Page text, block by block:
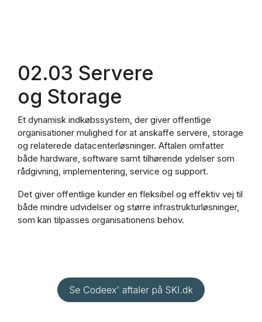
02.03 Servere
og Storage
Et dynamisk indkøbssystem, der giver offentlige
organisationer mulighed for at anskaffe servere, storage
og relaterede datacenterløsninger. Aftalen omfatter
både hardware, software samt tilhørende ydelser som
rådgivning, implementering, service og support.
Det giver offentlige kunder en fleksibel og effektiv vej til
både mindre udvidelser og større infrastrukturløsninger,
som kan tilpasses organisationens behov.